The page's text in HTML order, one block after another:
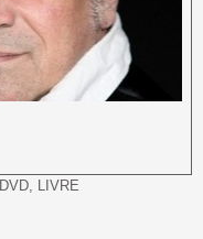
DVD, LIVRE